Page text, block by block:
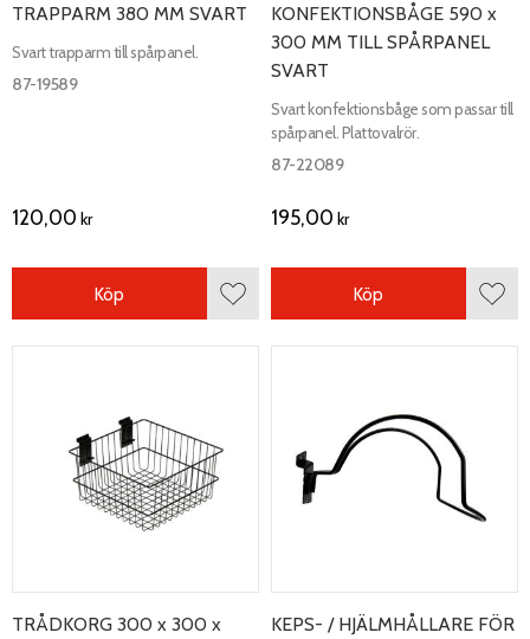
TRAPPARM 380 MM SVART
Svart trapparm till spårpanel.
87-19589
120,00 kr
Lägg till i favoriter
Köp
KONFEKTIONSBÅGE 590 x
300 MM TILL SPÅRPANEL
SVART
Svart konfektionsbåge som passar till
spårpanel. Plattovalrör.
87-22089
195,00 kr
Köp
TRÅDKORG 300 x 300 x
KEPS- / HJÄLMHÅLLARE FÖR